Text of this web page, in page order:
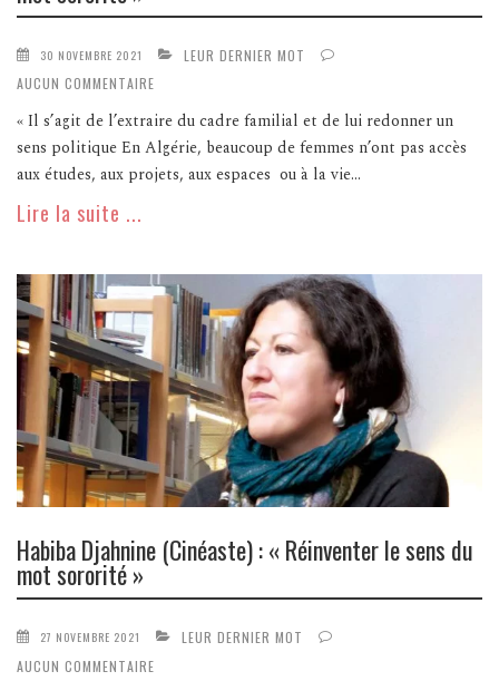
30 NOVEMBRE 2021
LEUR DERNIER MOT
AUCUN COMMENTAIRE
« Il s’agit de l’extraire du cadre familial et de lui redonner un
sens politique En Algérie, beaucoup de femmes n’ont pas accès
aux études, aux projets, aux espaces ou à la vie...
Lire la suite ...
Habiba Djahnine (Cinéaste) : « Réinventer le sens du
mot sororité »
27 NOVEMBRE 2021
LEUR DERNIER MOT
AUCUN COMMENTAIRE